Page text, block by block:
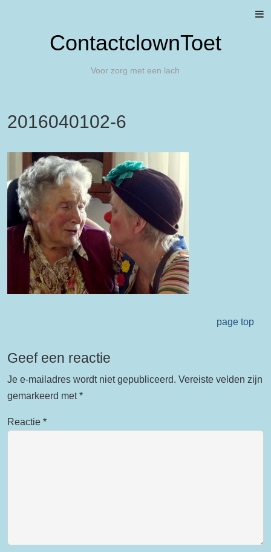
ContactclownToet
Voor zorg met een lach
2016040102-6
page top
Geef een reactie
Je e-mailadres wordt niet gepubliceerd. Vereiste velden zijn
gemarkeerd met*
Reactie *